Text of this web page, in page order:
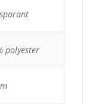
polyester